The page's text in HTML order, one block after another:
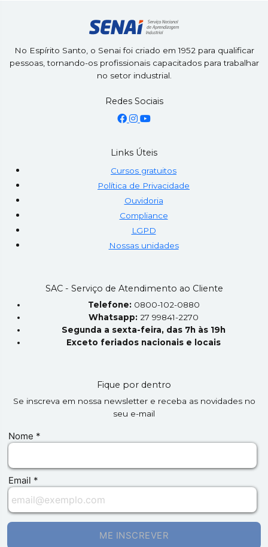
No Espírito Santo, o Senai foi criado em 1952 para qualificar
pessoas, tornando-os profissionais capacitados para trabalhar
no setor industrial.
Redes Sociais
Links Úteis
Cursos gratuitos
Política de Privacidade
Ouvidoria
Compliance
LGPD
Nossas unidades
SAC - Serviço de Atendimento ao Cliente
Telefone: 0800-102-0880
Whatsapp: 27 99841-2270
Segunda a sexta-feira, das 7h às 19h
Exceto feriados nacionais e locais
Fique por dentro
Se inscreva em nossa newsletter e receba as novidades no
seu e-mail